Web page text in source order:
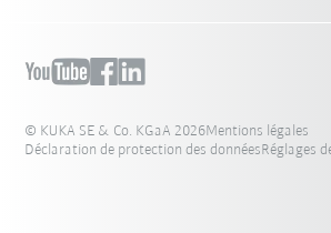
© KUKA SE & Co. KGaA 2026Mentions légales
Déclaration de protection des donnéesRéglages